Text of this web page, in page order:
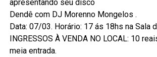
apresentando seu disco
Dendê com DJ Morenno Mongelos .
Data: 07/03. Horário: 17 ás 18hs na Sala
INGRESSOS À VENDA NO LOCAL: 10
meia entrada.